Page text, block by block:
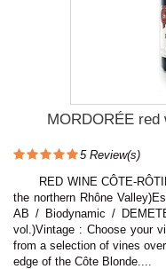
MORDORÉE
5Review(s)
RED WINE CÔTE-
the northern Rhône
AB / Biodynamic /
vol.)Vintage : Choose your
from a selection of vines
edge of the Côte Blonde....